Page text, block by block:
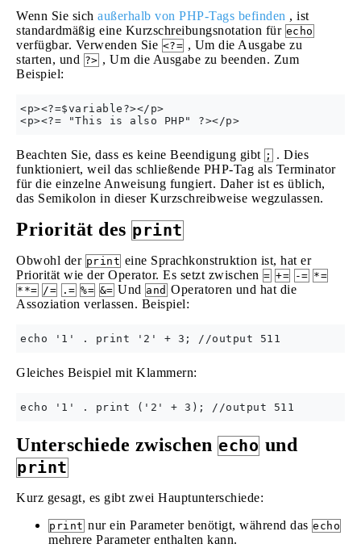
Wenn Sie sich außerhalb von PHP-Tags befinden , ist
standardmäßig eine Kurzschreibungsnotation für echo
verfügbar. Verwenden Sie <?= , Um die Ausgabe zu
starten, und ?> , Um die Ausgabe zu beenden. Zum
Beispiel:
<p><?=$variable?></p>
Beachten Sie, dass es keine Beendigung gibt ;
. Dies
funktioniert, weil das schließende PHP-Tag als Terminator
für die einzelne Anweisung fungiert. Daher ist es üblich,
das Semikolon in dieser Kurzschreibweise wegzulassen.
Priorität des print
Obwohl der print eine Sprachkonstruktion ist, hat er
Priorität wie der Operator. Es setzt zwischen = += -= *=
**= /= .= %= &= Und and Operatoren und hat die
Assoziation verlassen. Beispiel:
Gleiches Beispiel mit Klammern:
Unterschiede zwischen echo und
print
Kurz gesagt, es gibt zwei Hauptunterschiede:
print nur ein Parameter benötigt, während das echo
mehrere Parameter enthalten kann.